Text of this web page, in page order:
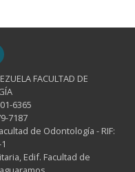
FACULTAD DE
6365
7187
de Odontología - RIF:
Edif. Facultad de